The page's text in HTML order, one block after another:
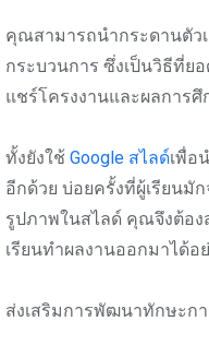
คุณสามารถนำกระดานตัว
กระบวนการ ซึ่งเป็นวิธีที่ย
แชร์โครงงานและผลการศึ
ทั้งยังใช้ Google สไลด์เพื่อ
อีกด้วย บ่อยครั้งที่ผู้เรียนมั
รูปภาพในสไลด์ คุณจึงต้อง
เรียนทำผลงานออกมาได้
ส่งเสริมการพัฒนาทักษะก